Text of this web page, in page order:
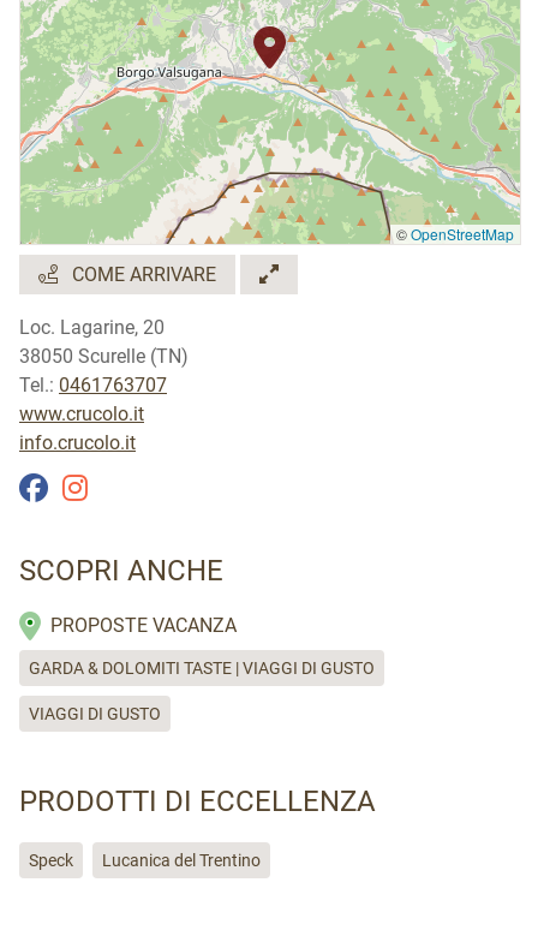
Visite guidate:
solo su prenotazione, dal lunedì al venerdì
Lingue parlate:
inglese e tedesco
©OpenStreetMap
COME ARRIVARE
Loc. Lagarine, 20
38050 Scurelle (TN)
Tel.: 0461763707
www.crucolo.it
info.crucolo.it
SCOPRI ANCHE
PROPOSTE VACANZA
GARDA & DOLOMITI TASTE | VIAGGI DI GUSTO
VIAGGI DI GUSTO
PRODOTTI DI ECCELLENZA
Speck Lucanica del Trentino